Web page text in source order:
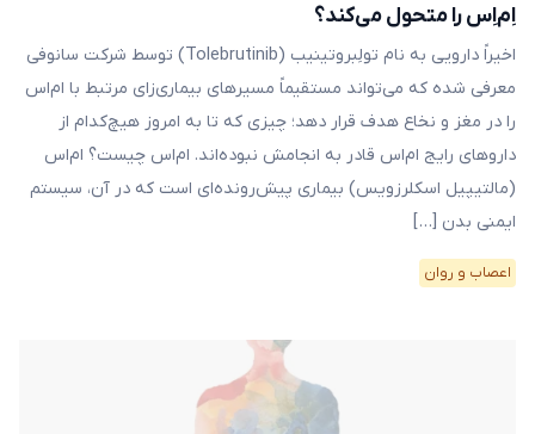
اِم‌اِس را متحول می‌کند؟
اخیراً دارویی به نام تولِبروتینیب (Tolebrutinib) توسط شرکت سانوفی
معرفی شده که می‌تواند مستقیماً مسیرهای بیماری‌زای مرتبط با ام‌اس
را در مغز و نخاع هدف قرار دهد؛ چیزی که تا به امروز هیچ‌کدام از
داروهای رایج ام‌اس قادر به انجامش نبوده‌اند. ام‌اس چیست؟ ام‌اس
(مالتیپیل اسکلرزویس) بیماری‌ پیش‌رونده‌ای است که در آن، سیستم
ایمنی بدن […]
اعصاب و روان